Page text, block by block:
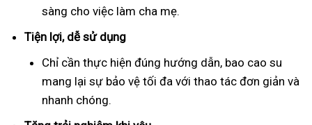
sàng cho việc làm cha mẹ.
Tiện lợi, dễ sử dụng
Chỉ cần thực hiện đúng hướng dẫn, bao cao su
mang lại sự bảo vệ tối đa với thao tác đơn giản và
nhanh chóng.